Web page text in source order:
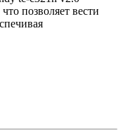
позволяет вести